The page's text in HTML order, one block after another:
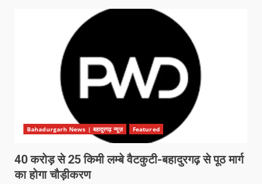
Bahadurgarh News | बहादुरगढ़ न्यूज़ Featured
40 करोड़ से 25 किमी लम्बे वैटकुटी-बहादुरगढ़ से पूठ मार्ग
का होगा चौड़ीकरण